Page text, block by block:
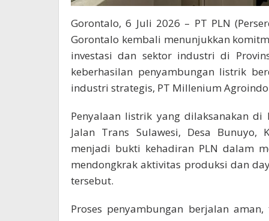
Gorontalo, 6 Juli 2026 – PT PLN
Gorontalo kembali menunjukkan
investasi dan sektor industri di
keberhasilan penyambungan listrik
industri strategis, PT Millenium Agroindo
Penyalaan listrik yang dilaksanakan
Jalan Trans Sulawesi, Desa Bunuyo,
menjadi bukti kehadiran PLN dalam
mendongkrak aktivitas produksi dan
tersebut.
Proses penyambungan berjalan